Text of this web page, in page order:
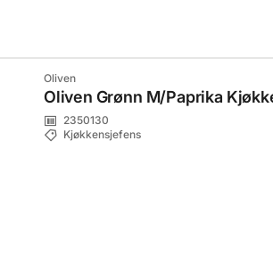
Oliven
Oliven Grønn M/Paprika
2350130
Kjøkkensjefens